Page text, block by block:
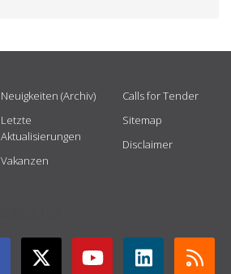
Neuigkeiten (Archiv)
Letzte
Aktualisierungen
Vakanzen
Calls for Tender
Sitemap
Disclaimer